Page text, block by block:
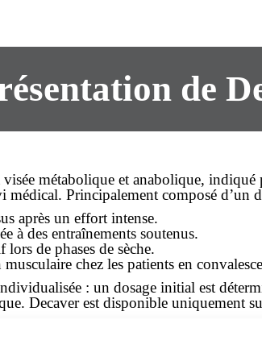
de
visée métabolique et anabolique,
médical. Principalement composé d’un
après un effort intense.
à des entraînements soutenus.
de phases de sèche.
chez les patients en
: un dosage initial est
Decaver est disponible uniquement